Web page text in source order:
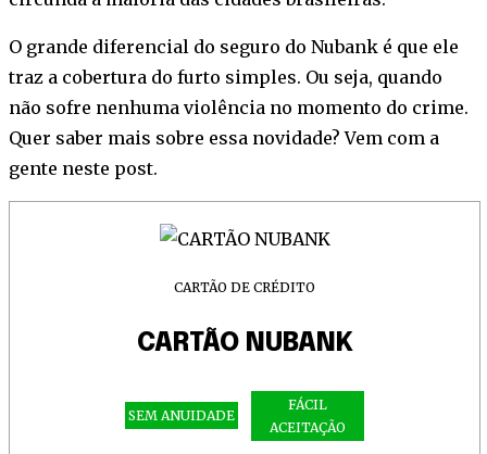
O grande diferencial do seguro do Nubank é que ele
traz a cobertura do furto simples. Ou seja, quando
não sofre nenhuma violência no momento do crime.
Quer saber mais sobre essa novidade? Vem com a
gente neste post.
CARTÃO DE CRÉDITO
CARTÃO NUBANK
SEM ANUIDADE
FÁCIL
ACEITAÇÃO